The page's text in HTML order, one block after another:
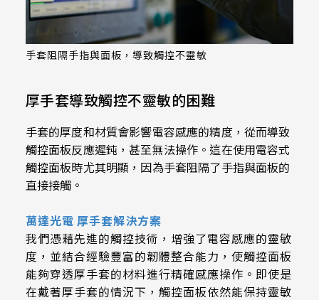
543 * 317.4* 3.1 mm
179.96 * 119.00 * 1.53 mm
258.98 * 161.54 * 1.53 mm
291.92 * 194.00 * 2.23 mm
278.3 * 216.8 * 2.23 mm
328.37 * 199.98 * 2.23 mm
476.06mm*267.79mm
527.04mm*296.46mm
380.32mm*305.06mm
479.3mm*271.00mm
AUO_G150XAN02.0
IVO_M156GWFA R0
AUO_G185HAN01.0
AUO_G190EG02 V104
INNOLUX_G215HCJ-L01
INNOLUX_G070ACE-LH3
347.93*196.94mm
343*275.5mm
380.9*305.65mm
481.5*272.6mm
530.2*299.6mm
153.10mm * 92.14mm
154.91mm * 87.34mm
218.16mm * 136.8mm
手套阻隔手指與面板，導致觸控不靈敏
厚手套導致觸控不靈敏的困難
手套的厚度和材質會影響電容感應的精度，從而導致
觸控面板反應遲鈍，甚至無法操作。這在使用電容式
觸控面板時尤其明顯，因為手套阻隔了手指與面板的
直接接觸。
萬達光電 厚手套解決方案
我們憑藉先進的觸控技術，增強了電容感應的靈敏
度，並結合經驗豐富的韌體整合能力，使觸控面板
能夠穿透厚手套的材料進行精確感應操作。即使是
在戴著厚手套的情況下，觸控面板依然能保持靈敏